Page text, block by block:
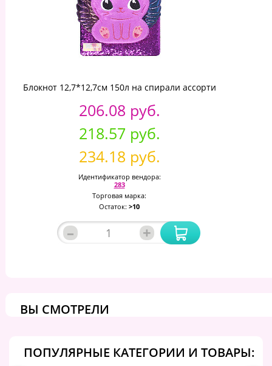
Блокнот 12,7*12,7см 150л на спирали ассорти
206.08 руб.
218.57 руб.
234.18 руб.
Идентификатор вендора:
283
Торговая марка:
Остаток: >10
– +
ВЫ СМОТРЕЛИ
ПОПУЛЯРНЫЕ КАТЕГОРИИ И ТОВАРЫ: